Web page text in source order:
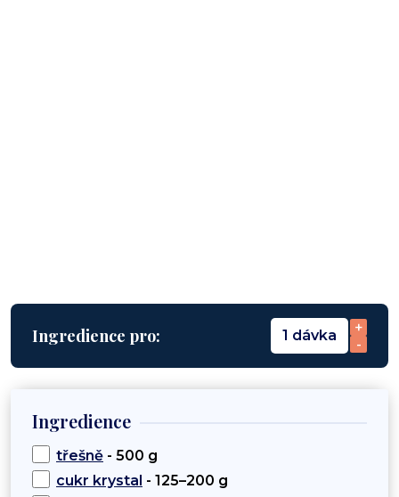
Ingredience pro: 1 dávka
+
-
Ingredience
třešně - 500 g
cukr krystal - 125–200 g